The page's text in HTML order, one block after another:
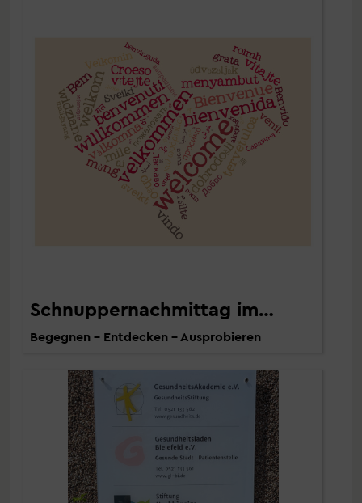
Schnuppernachmittag im…
Begegnen – Entdecken – Ausprobieren